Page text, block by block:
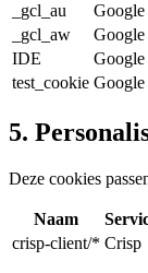
_gcl_au
_gcl_aw
IDE
test_cookie
5.
Deze cookies
Naam
crisp-client/* Crisp